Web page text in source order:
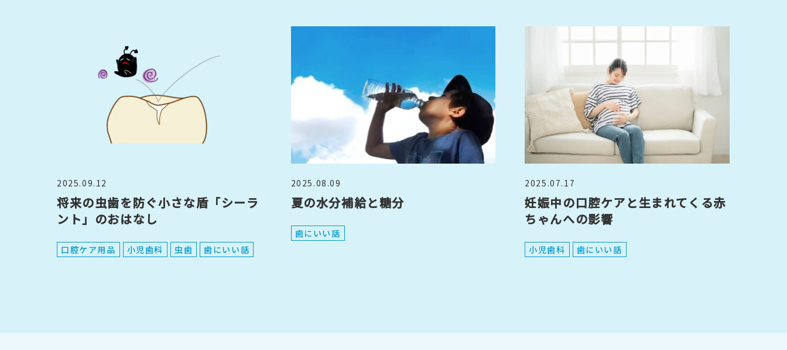
2025.09.12
将来の虫歯を防ぐ小さな盾「シーラ
ント」のおはなし
口腔ケア用品 小児歯科 虫歯 歯にいい話
2025.08.09
夏の水分補給と糖分
歯にいい話
2025.07.17
妊娠中の口腔ケアと生まれてくる赤
ちゃんへの影響
小児歯科 歯にいい話